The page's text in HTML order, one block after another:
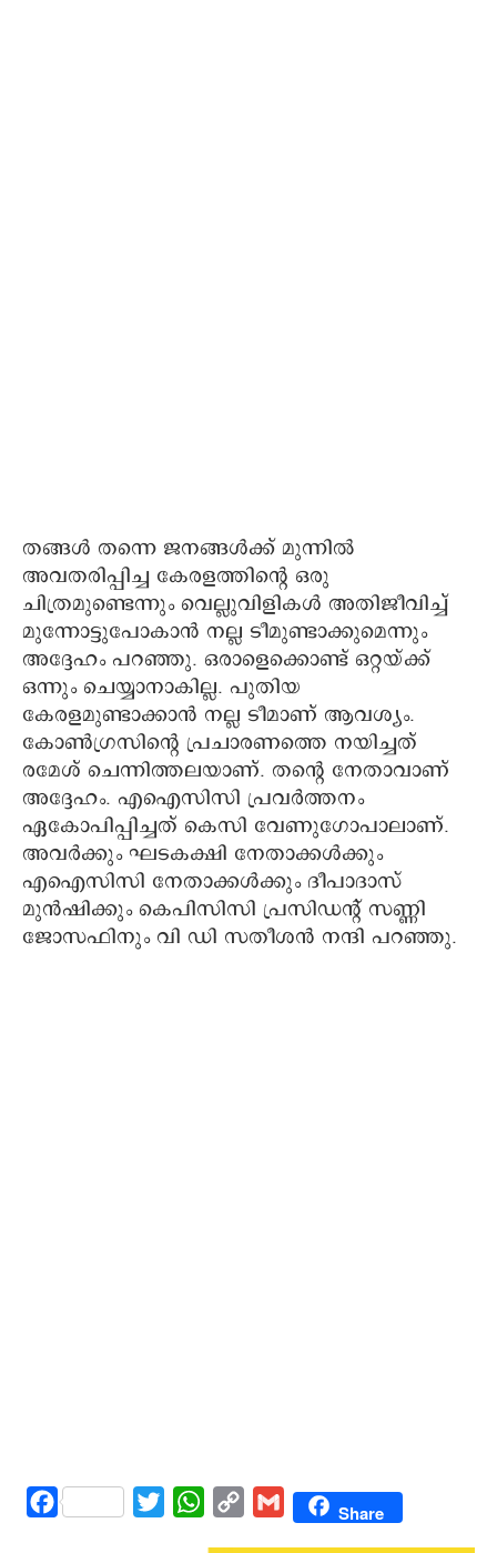
തങ്ങള്‍ തന്നെ ജനങ്ങള്‍ക്ക് മുന്നില്‍
അവതരിപ്പിച്ച കേരളത്തിന്റെ ഒരു
ചിത്രമുണ്ടെന്നും വെല്ലുവിളികള്‍ അതിജീവിച്ച്
മുന്നോട്ടുപോകാന്‍ നല്ല ടീമുണ്ടാക്കുമെന്നും
അദ്ദേഹം പറഞ്ഞു. ഒരാളെക്കൊണ്ട് ഒറ്റയ്ക്ക്
ഒന്നും ചെയ്യാനാകില്ല. പുതിയ
കേരളമുണ്ടാക്കാന്‍ നല്ല ടീമാണ് ആവശ്യം.
കോണ്‍ഗ്രസിന്റെ പ്രചാരണത്തെ നയിച്ചത്
രമേശ് ചെന്നിത്തലയാണ്. തന്റെ നേതാവാണ്
അദ്ദേഹം. എഐസിസി പ്രവര്‍ത്തനം
ഏകോപിപ്പിച്ചത് കെസി വേണുഗോപാലാണ്.
അവര്‍ക്കും ഘടകക്ഷി നേതാക്കള്‍ക്കും
എഐസിസി നേതാക്കള്‍ക്കും ദീപാദാസ്
മുന്‍ഷിക്കും കെപിസിസി പ്രസിഡന്റ് സണ്ണി
ജോസഫിനും വി ഡി സതീശന്‍ നന്ദി പറഞ്ഞു.
Facebook Twitter WhatsAppCopy
Gmail Share